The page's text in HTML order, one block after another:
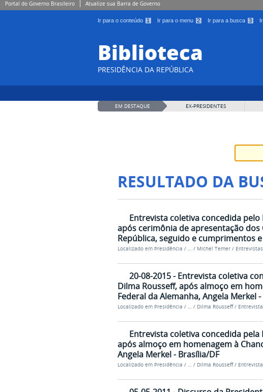
Portal do Governo Brasileiro Atualize sua Barra de Governo
Ir para o conteúdo 1 Ir para o menu 2 Ir para a busca 3
Biblioteca
PRESIDÊNCIA DA REPÚBLICA
EM DESTAQUE EX-PRESIDENTES
RESULTADO DA
Entrevista coletiva concedida
após cerimônia de apresentação
República, seguido e cumprimentos
Localizado em Presidência / … / Michel Temer /
20-08-2015 - Entrevista coletiva
Dilma Rousseff, após almoço em
Federal da Alemanha, Angela Merkel
Localizado em Presidência / … / Dilma Rousseff /
Entrevista coletiva concedida
após almoço em homenagem à
Angela Merkel - Brasília/DF
Localizado em Presidência / … / Dilma Rousseff /